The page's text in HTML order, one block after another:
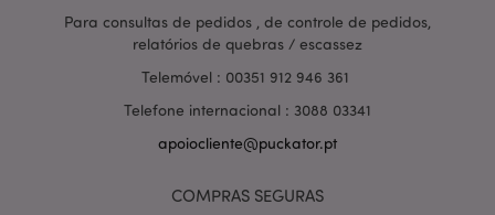
Para consultas de pedidos , de controle de pedidos,
relatórios de quebras / escassez
Telemóvel : 00351 912 946 361
Telefone internacional : 3088 03341
apoiocliente@puckator.pt
COMPRAS SEGURAS
PHP.net
.www.puckator.pt